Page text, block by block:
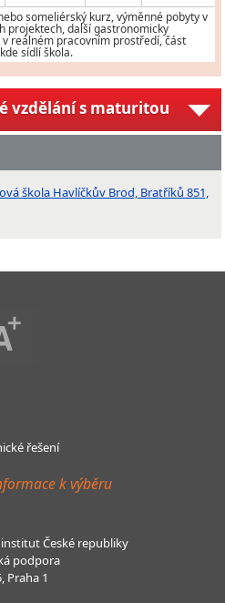
someliérský kurz, výměnné pobyty v
projektech, další gastronomicky
reálném pracovním prostředí, část
sídlí škola.
vzdělání s maturitou
škola Havlíčkův Brod, Bratříků 851,
řešení
k výběru
České republiky
podpora
Praha 1